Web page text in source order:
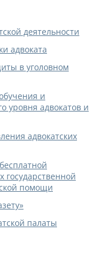
деятельности
адвоката
в уголовном
и
уровня адвокатов и
адвокатских
помощи
палаты